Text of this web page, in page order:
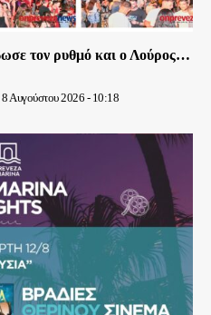
τον ρυθμό και ο Λούρος…
Αυγούστου 2026 - 10:18